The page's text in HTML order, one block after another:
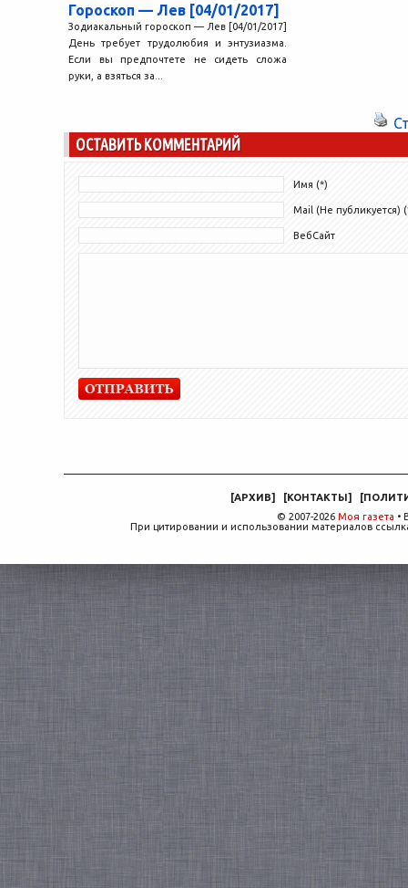
Гороскоп — Лев [04/01/2017]
Зодиакальный гороскоп — Лев [04/01/2017]
День требует трудолюбия и энтузиазма.
Если вы предпочтете не сидеть сложа
руки, а взяться за...
ОСТАВИТЬ КОММЕНТАРИЙ
Имя (*)
Mail (Не публикуется)
ВебСайт
[АРХИВ] [КОНТАКТЫ] [
© 2007-2026 Моя газета •
При цитировании и использовании материалов